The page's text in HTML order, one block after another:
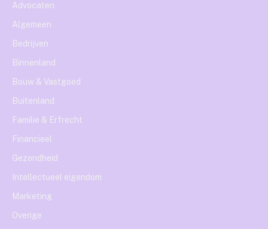
Advocaten
Algemeen
Bedrijven
Binnenland
Bouw & Vastgoed
Buitenland
Familie & Erfrecht
Financieel
Gezondheid
Intellectueel eigendom
Marketing
Overige